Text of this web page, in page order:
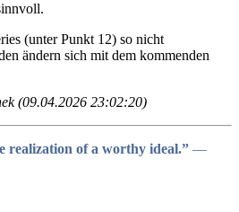
(unter Punkt 12) so nicht
ändern sich mit dem kommenden
(09.04.2026 23:02:20)
realization of a worthy ideal.” ―